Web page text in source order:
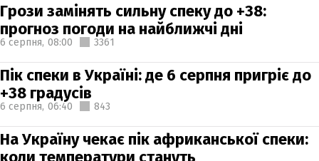
Грози замінять сильну спеку до +38:
прогноз погоди на найближчі дні
6 серпня, 08:00 3361
Пік спеки в Україні: де 6 серпня пригріє до
+38 градусів
6 серпня, 06:40 843
На Україну чекає пік африканської спеки:
коли температури стануть